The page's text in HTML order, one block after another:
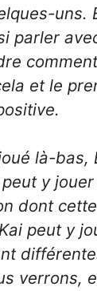
uns.
parler
et le
là-bas,
y
dont
peut y
verrons,